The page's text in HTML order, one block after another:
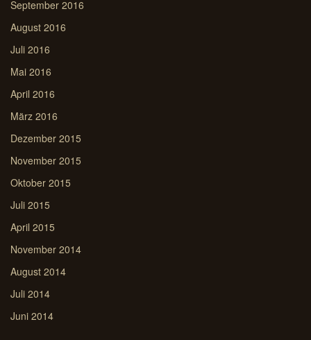
September 2016
August 2016
Juli 2016
Mai 2016
April 2016
März 2016
Dezember 2015
November 2015
Oktober 2015
Juli 2015
April 2015
November 2014
August 2014
Juli 2014
Juni 2014